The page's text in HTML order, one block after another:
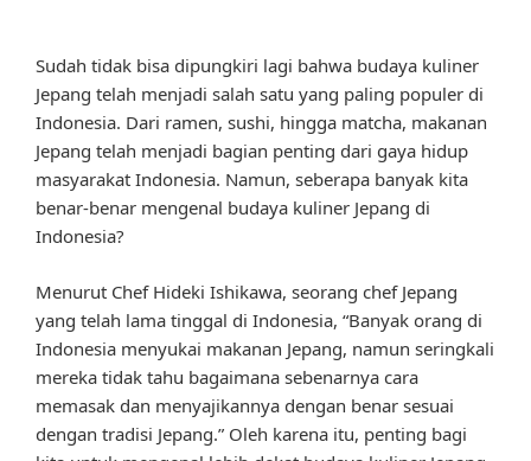
Sudah tidak bisa dipungkiri lagi bahwa budaya kuliner
Jepang telah menjadi salah satu yang paling populer di
Indonesia. Dari ramen, sushi, hingga matcha, makanan
Jepang telah menjadi bagian penting dari gaya hidup
masyarakat Indonesia. Namun, seberapa banyak kita
benar-benar mengenal budaya kuliner Jepang di
Indonesia?
Menurut Chef Hideki Ishikawa, seorang chef Jepang
yang telah lama tinggal di Indonesia, “Banyak orang di
Indonesia menyukai makanan Jepang, namun seringkali
mereka tidak tahu bagaimana sebenarnya cara
memasak dan menyajikannya dengan benar sesuai
dengan tradisi Jepang.” Oleh karena itu, penting bagi